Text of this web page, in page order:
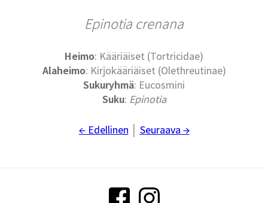
Epinotia crenana
Heimo: Kääriäiset (Tortricidae)
Alaheimo: Kirjokääriäiset (Olethreutinae)
Sukuryhmä: Eucosmini
Suku: Epinotia
← Edellinen Seuraava →